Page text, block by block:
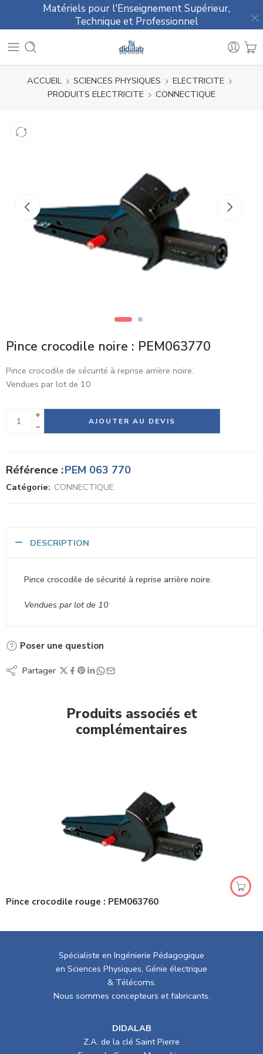
Matériels pour l'Enseignement Supérieur,
Technique et Professionnel
ACCUEIL SCIENCES PHYSIQUES
ELECTRICITE
PRODUITS ELECTRICITE
CONNECTIQUE
Pince crocodile noire : PEM063770
Pince crocodile de sécurité à reprise arrière noire.
Vendues par lot de 10
AJOUTER AU DEVIS
Alternative:
Référence :PEM 063 770
Catégorie: CONNECTIQUE
DESCRIPTION
Pince crocodile de sécurité à reprise arrière noire.
Vendues par lot de 10
Poser une question
Partager
Produits associés et
complémentaires
Pince crocodile rouge : PEM063760
Spécialiste en Ingénierie Pédagogique
en Sciences Physiques, Génie électrique
& Télécoms.
Nous sommes concepteurs et fabricants.
DIDALAB
Z.A. de la clé Saint Pierre